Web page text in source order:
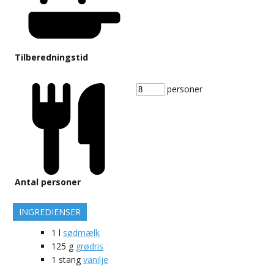
Tilberedningstid
Antal personer
personer
INGREDIENSER
1 l sødmælk
125 g grødris
1 stang vanilje